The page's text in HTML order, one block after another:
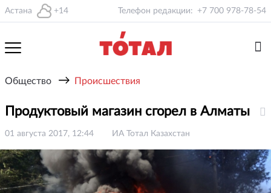
Астана +14 Телефон редакции: +7 700 978-78-54
Общество → Происшествия
Продуктовый магазин сгорел в Алматы
01 августа 2017, 12:44 ИА Тотал Казахстан